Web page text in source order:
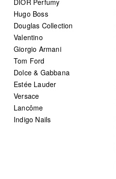
Hugo Boss
Douglas Collection
Valentino
Giorgio Armani
Tom Ford
Dolce & Gabbana
Estée Lauder
Versace
Lancôme
Indigo Nails